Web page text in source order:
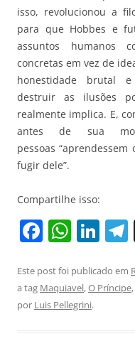
isso, revolucionou a
para que Hobbes e
assuntos humanos
concretas em vez de
honestidade brutal
destruir as ilusões
realmente implica. E,
antes de sua
pessoas
fugir dele”.
Compartilhe isso:
F
c
e
W
at
s
Li
k
e
Este post foi publicado em
a tag Maquiavel,O Príncipe,
por Luis Pellegrini.